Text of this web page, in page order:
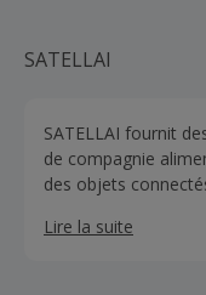
SATELLAI
SATELLAI fournit
de compagnie
des objets
et le bonheur de
Lire la suite